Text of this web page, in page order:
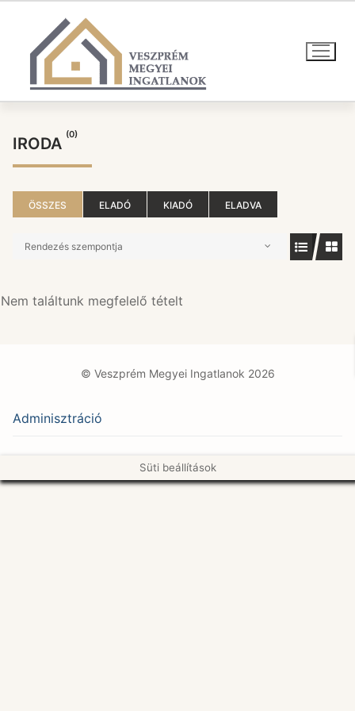
tartalomra
IRODA (0)
ÖSSZES ELADÓ KIADÓ ELADVA
Rendezés szempontja
Nem találtunk megfelelő tételt
© Veszprém Megyei Ingatlanok 2026
Adminisztráció
Süti beállítások